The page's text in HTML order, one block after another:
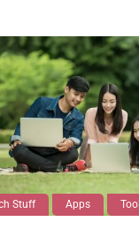
Stuff Apps